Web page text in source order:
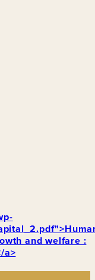
and welfare :
a>